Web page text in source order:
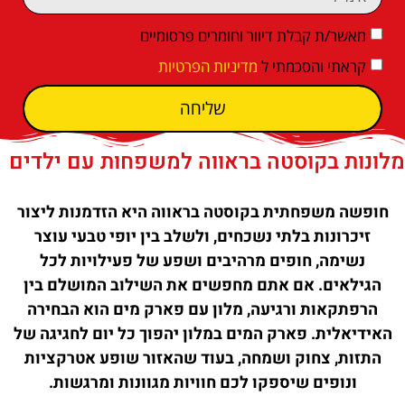
מאשר/ת קבלת דיוור וחומרים פרסומיים
קראתי והסכמתי ל מדיניות הפרטיות
שליחה
מלונות בקוסטה בראווה למשפחות עם ילדים
חופשה משפחתית בקוסטה בראווה היא הזדמנות ליצור
זיכרונות בלתי נשכחים, ולשלב בין יופי טבעי עוצר
נשימה, חופים מרהיבים ושפע של פעילויות לכל
הגילאים. אם אתם מחפשים את השילוב המושלם בין
הרפתקאות ורגיעה, מלון עם פארק מים הוא הבחירה
האידיאלית. פארק המים במלון יהפוך כל יום לחגיגה של
התזות, צחוק ושמחה, בעוד שהאזור שופע אטרקציות
ונופים שיספקו לכם חוויות מגוונות ומרגשות.